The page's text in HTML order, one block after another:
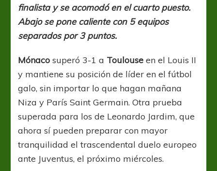
y
se
ilusión
finalista y se acomodó en el cuarto puesto.
Abajo se pone caliente con 5 equipos
separados por 3 puntos.
Mónaco superó 3-1 a Toulouse en el Louis II
y mantiene su posición de líder en el fútbol
galo, sin importar lo que hagan mañana
Niza y París Saint Germain. Otra prueba
superada para los de Leonardo Jardim, que
ahora sí pueden preparar con mayor
tranquilidad el trascendental duelo europeo
ante Juventus, el próximo miércoles.